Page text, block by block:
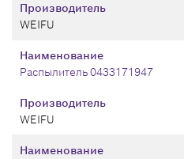
Производитель
WEIFU
Производитель
WEIFU
Наименование
Распылитель 0433171947
Наименование